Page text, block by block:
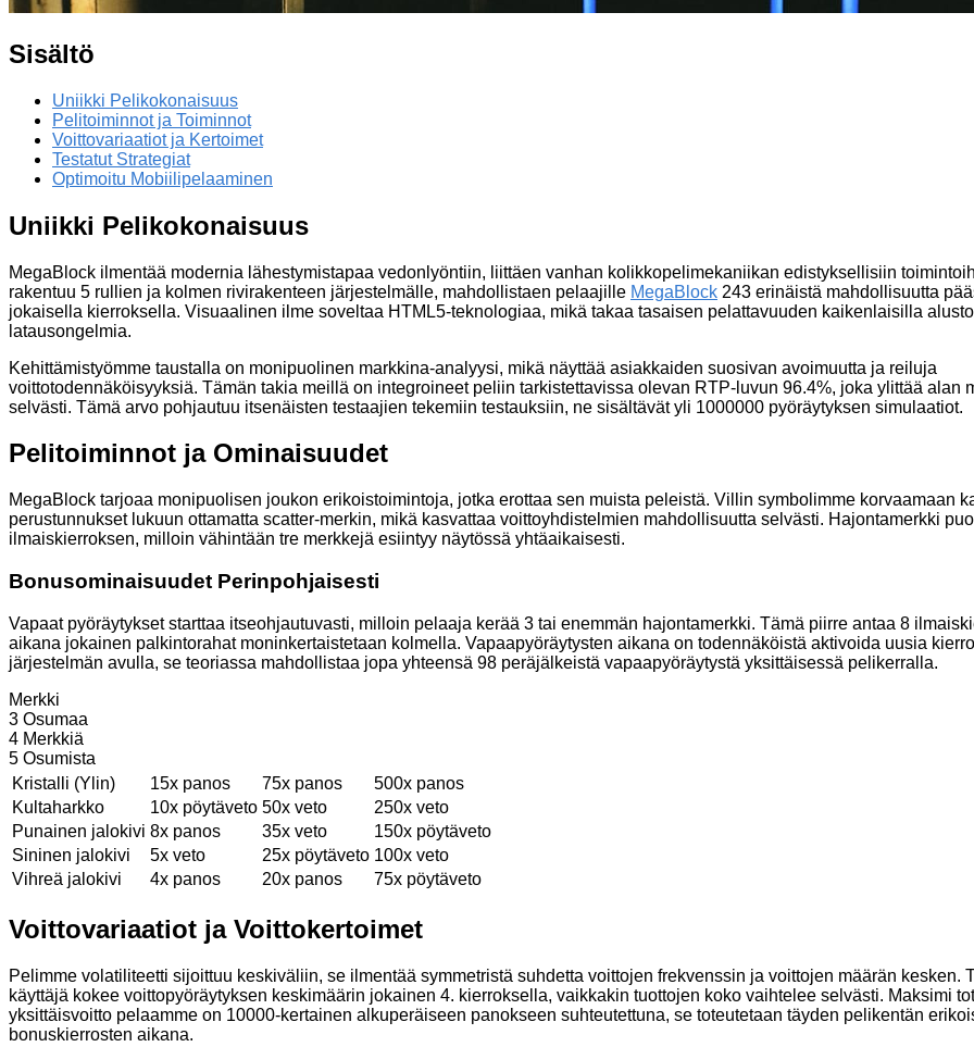
Sisältö
Uniikki Pelikokonaisuus
Pelitoiminnot ja Toiminnot
Voittovariaatiot ja Kertoimet
Testatut Strategiat
Optimoitu Mobiilipelaaminen
Uniikki Pelikokonaisuus
MegaBlock ilmentää modernia lähestymistapaa vedonlyöntiin, liittäen vanhan kolikkopelimekaniikan edistyksellisiin
rakentuu 5 rullien ja kolmen rivirakenteen järjestelmälle, mahdollistaen pelaajille MegaBlock 243 erinäistä mahdollisuutta
jokaisella kierroksella. Visuaalinen ilme soveltaa HTML5-teknologiaa, mikä takaa tasaisen pelattavuuden kaikenlaisilla
latausongelmia.
Kehittämistyömme taustalla on monipuolinen markkina-analyysi, mikä näyttää asiakkaiden suosivan avoimuutta ja reiluja
voittotodennäköisyyksiä. Tämän takia meillä on integroineet peliin tarkistettavissa olevan RTP-luvun 96.4%, joka ylittää alan
selvästi. Tämä arvo pohjautuu itsenäisten testaajien tekemiin testauksiin, ne sisältävät yli 1000000 pyöräytyksen simulaatiot.
Pelitoiminnot ja Ominaisuudet
MegaBlock tarjoaa monipuolisen joukon erikoistoimintoja, jotka erottaa sen muista peleistä. Villin symbolimme korvaamaan
perustunnukset lukuun ottamatta scatter-merkin, mikä kasvattaa voittoyhdistelmien mahdollisuutta selvästi. Hajontamerkki
ilmaiskierroksen, milloin vähintään tre merkkejä esiintyy näytössä yhtäaikaisesti.
Bonusominaisuudet Perinpohjaisesti
Vapaat pyöräytykset starttaa itseohjautuvasti, milloin pelaaja kerää 3 tai enemmän hajontamerkki. Tämä piirre antaa 8
aikana jokainen palkintorahat moninkertaistetaan kolmella. Vapaapyöräytysten aikana on todennäköistä aktivoida uusia
järjestelmän avulla, se teoriassa mahdollistaa jopa yhteensä 98 peräjälkeistä vapaapyöräytystä yksittäisessä pelikerralla.
Merkki
3 Osumaa
4 Merkkiä
5 Osumista
Kristalli (Ylin)
15x panos 75x panos
500x panos
Kultaharkko
10x pöytäveto 50x veto
250x veto
Punainen jalokivi 8x panos 35x veto
150x pöytäveto
Sininen jalokivi
5x veto 25x pöytäveto 100x veto
Vihreä jalokivi
4x panos 20x panos 75x pöytäveto
Voittovariaatiot ja Voittokertoimet
Pelimme volatiliteetti sijoittuu keskiväliin, se ilmentää symmetristä suhdetta voittojen frekvenssin ja voittojen määrän kesken.
käyttäjä kokee voittopyöräytyksen keskimäärin jokainen 4. kierroksella, vaikkakin tuottojen koko vaihtelee selvästi. Maksimi
yksittäisvoitto pelaamme on 10000-kertainen alkuperäiseen panokseen suhteutettuna, se toteutetaan täyden pelikentän
bonuskierrosten aikana.